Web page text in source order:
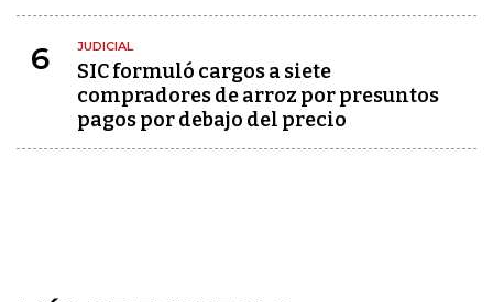
6 JUDICIAL
SIC formuló cargos a siete
compradores de arroz por presuntos
pagos por debajo del precio